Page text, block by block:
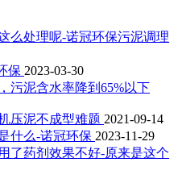
么处理呢-诺冠环保污泥调理
保 2023-03-30
污泥含水率降到65%以下
压泥不成型难题 2021-09-14
什么-诺冠环保 2023-11-29
了药剂效果不好-原来是这个